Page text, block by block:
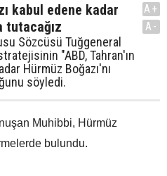
kabul edene kadar
tutacağız
Sözcüsü Tuğgeneral
"ABD, Tahran'ın
Hürmüz Boğazı'nı
söyledi.
A+
A-
Muhibbi, Hürmüz
bulundu.